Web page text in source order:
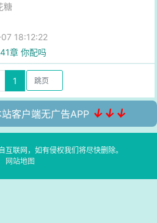
糖
18:12:22
章 你配吗
1
客户端无广告APP ↓↓↓
互联网，如有侵权我们将尽快删除。
网站地图